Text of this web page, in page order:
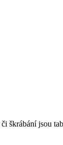
škrábání jsou